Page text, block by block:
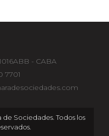
- CABA
7701
Sociedades. Todos los